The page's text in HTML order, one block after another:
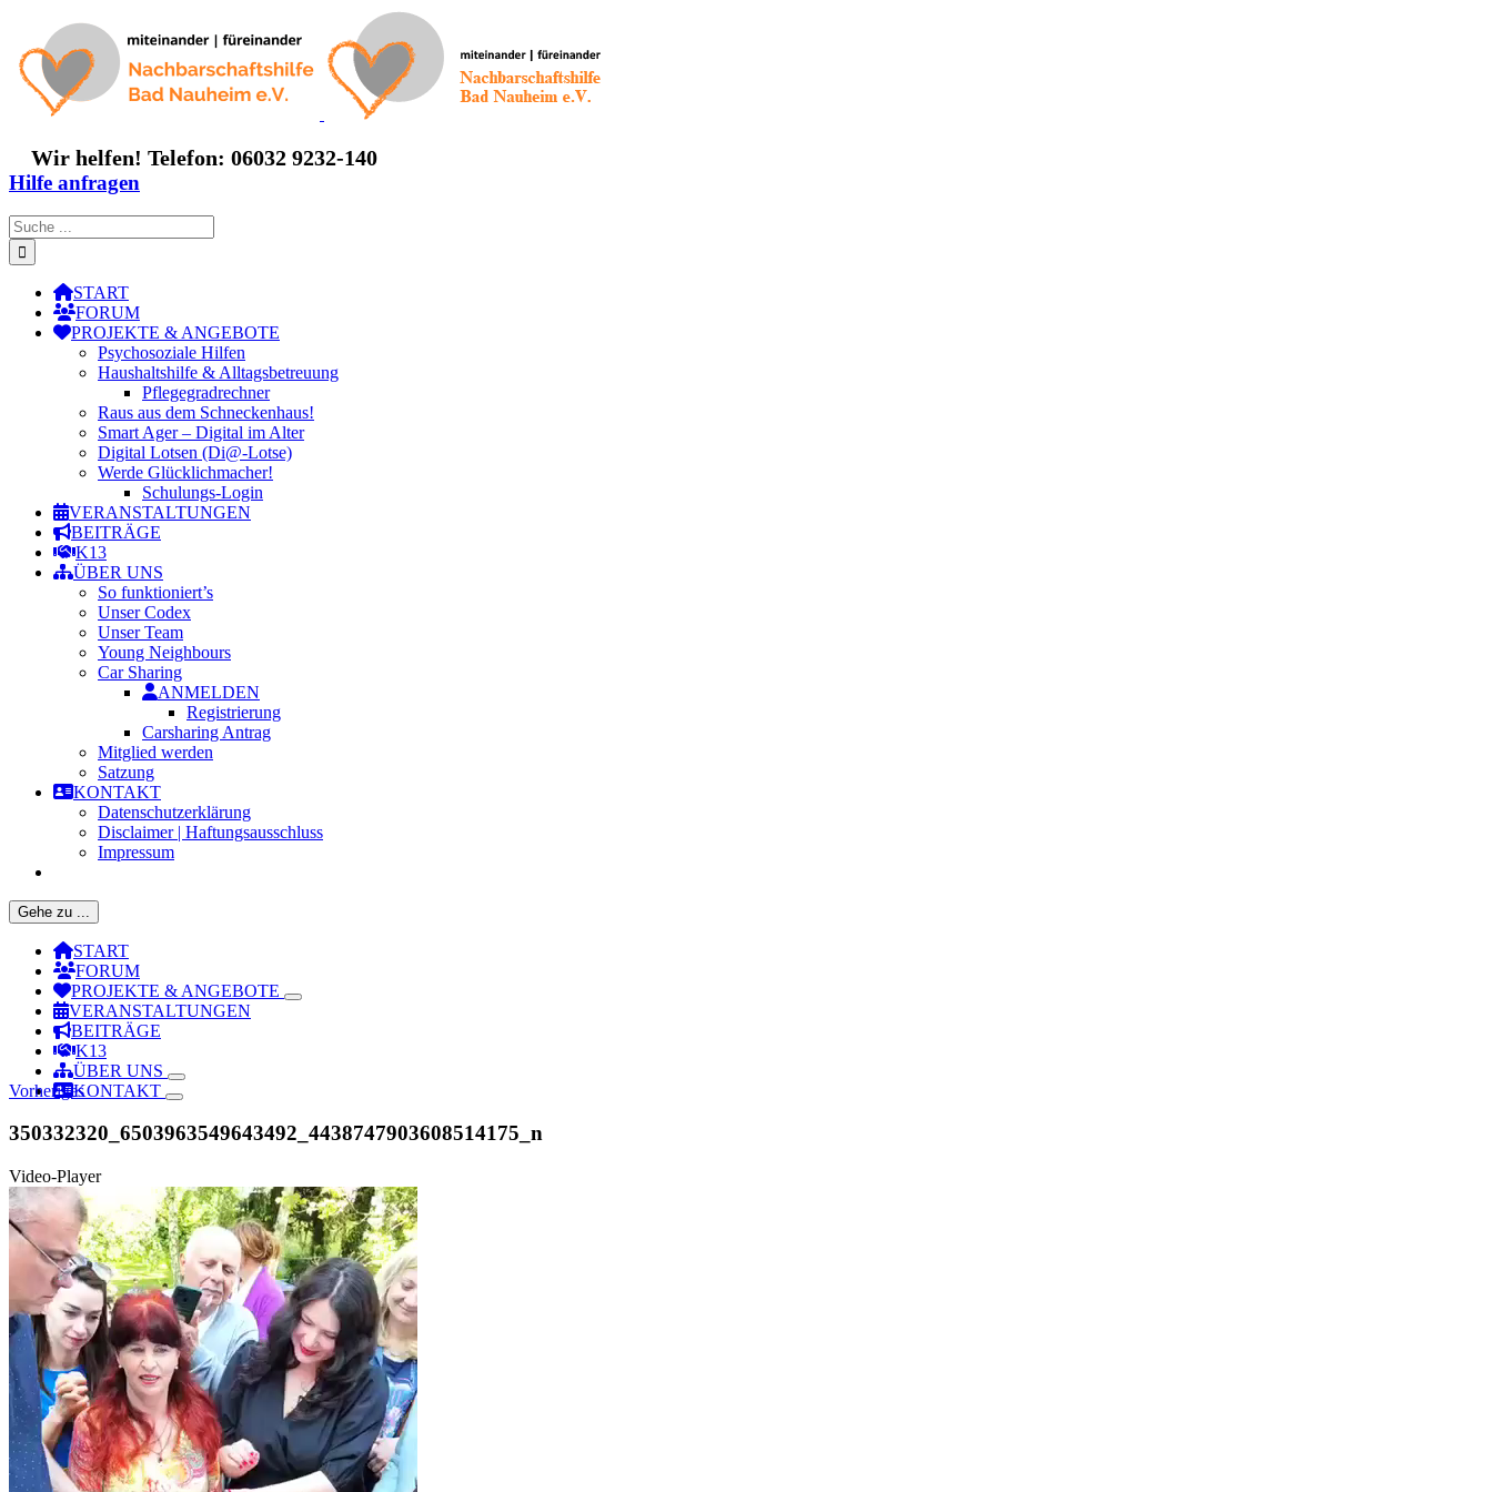
springen
Wir helfen! Telefon: 06032 9232-140
Hilfe anfragen
Suche
nach:
START
FORUM
PROJEKTE & ANGEBOTE
Psychosoziale Hilfen
Haushaltshilfe & Alltagsbetreuung
Pflegegradrechner
Raus aus dem Schneckenhaus!
Smart Ager – Digital im Alter
Digital Lotsen (Di@-Lotse)
Werde Glücklichmacher!
Schulungs-Login
VERANSTALTUNGEN
BEITRÄGE
K13
ÜBER UNS
So funktioniert’s
Unser Codex
Unser Team
Young Neighbours
Car Sharing
ANMELDEN
Registrierung
Carsharing Antrag
Mitglied werden
Satzung
KONTAKT
Datenschutzerklärung
Disclaimer | Haftungsausschluss
Impressum
Gehe zu ...
START
FORUM
PROJEKTE & ANGEBOTE
VERANSTALTUNGEN
BEITRÄGE
K13
ÜBER UNS
KONTAKT
Vorheriges
350332320_6503963549643492_4438747903608514175_n
Video-Player